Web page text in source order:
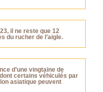
il ne reste que 12
du rucher de l’aigle.
d’une vingtaine de
certains véhiculés par
asiatique peuvent